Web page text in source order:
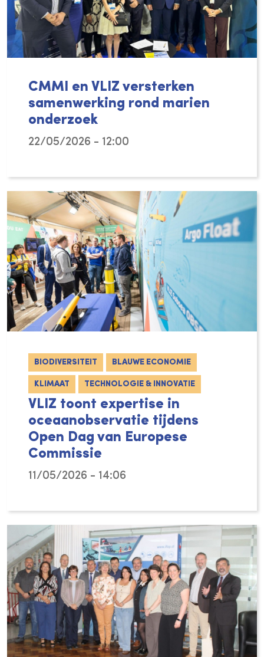
CMMI en VLIZ versterken
samenwerking rond marien
onderzoek
22/05/2026 - 12:00
BIODIVERSITEIT BLAUWE ECONOMIE
KLIMAAT TECHNOLOGIE & INNOVATIE
VLIZ toont expertise in
oceaanobservatie tijdens
Open Dag van Europese
Commissie
11/05/2026 - 14:06